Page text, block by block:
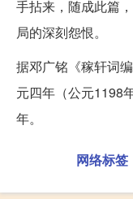
手拈来，随成此篇
局的深刻怨恨。
据邓广铭《稼轩词
元四年（公元1198
年。
网络标签